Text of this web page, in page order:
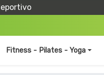
Fitness - Pilates - Yoga